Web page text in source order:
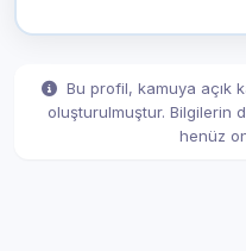
Bu profil, kamuya açık
oluşturulmuştur. Bilgilerin
henüz